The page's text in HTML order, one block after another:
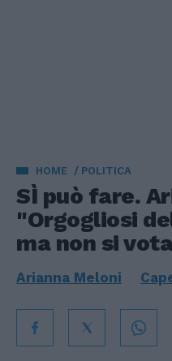
HOME POLITICA
SÌ può fare.
"Orgogliosi
ma non si
Arianna Meloni